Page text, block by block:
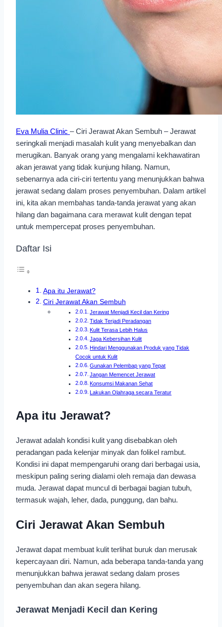
Eva Mulia Clinic – Ciri Jerawat Akan Sembuh – Jerawat
seringkali menjadi masalah kulit yang menyebalkan dan
merugikan. Banyak orang yang mengalami kekhawatiran
akan jerawat yang tidak kunjung hilang. Namun,
sebenarnya ada ciri-ciri tertentu yang menunjukkan bahwa
jerawat sedang dalam proses penyembuhan. Dalam artikel
ini, kita akan membahas tanda-tanda jerawat yang akan
hilang dan bagaimana cara merawat kulit dengan tepat
untuk mempercepat proses penyembuhan.
Daftar Isi
Apa itu Jerawat?
Ciri Jerawat Akan Sembuh
Jerawat Menjadi Kecil dan Kering
Tidak Terjadi Peradangan
Kulit Terasa Lebih Halus
Jaga Kebersihan Kulit
Hindari Menggunakan Produk yang Tidak
Cocok untuk Kulit
Gunakan Pelembap yang Tepat
Jangan Memencet Jerawat
Konsumsi Makanan Sehat
Lakukan Olahraga secara Teratur
Apa itu Jerawat?
Jerawat adalah kondisi kulit yang disebabkan oleh
peradangan pada kelenjar minyak dan folikel rambut.
Kondisi ini dapat mempengaruhi orang dari berbagai usia,
meskipun paling sering dialami oleh remaja dan dewasa
muda. Jerawat dapat muncul di berbagai bagian tubuh,
termasuk wajah, leher, dada, punggung, dan bahu.
Ciri Jerawat Akan Sembuh
Jerawat dapat membuat kulit terlihat buruk dan merusak
kepercayaan diri. Namun, ada beberapa tanda-tanda yang
menunjukkan bahwa jerawat sedang dalam proses
penyembuhan dan akan segera hilang.
Jerawat Menjadi Kecil dan Kering